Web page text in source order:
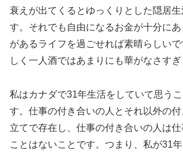
衰えが出てくるとゆっくりとした隠居
す。それでも自由になるお金が十分に
があるライフを過ごせれば素晴らしい
しく一人酒ではあまりにも華がなさすぎ
私はカナダで31年生活をしていて思う
す。仕事の付き合いの人とそれ以外の
立てで存在し、仕事の付き合いの人は
ことはないことです。つまり、私が31